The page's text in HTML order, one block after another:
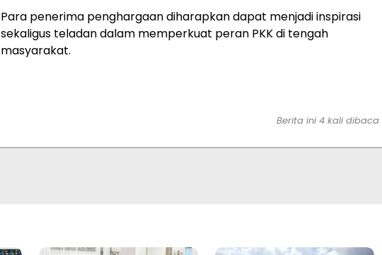
Para penerima penghargaan diharapkan dapat menjadi inspirasi
sekaligus teladan dalam memperkuat peran PKK di tengah
masyarakat.
Berita ini 4 kali dibaca